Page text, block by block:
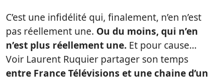
C’est une infidélité qui, finalement, n’en n’est
pas réellement une. Ou du moins, qui n’en
n’est plus réellement une. Et pour cause…
Voir Laurent Ruquier partager son temps
entre France Télévisions et une chaine d’un